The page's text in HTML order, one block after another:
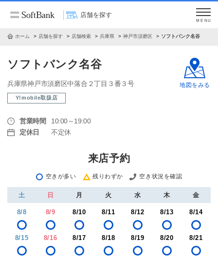
店舗を探す
MENU
ホーム 店舗を探す 店舗検索 兵庫県 神戸市須磨区 ソフトバンク名谷
ソフトバンク名谷
兵庫県神戸市須磨区中落合２丁目３番３号
Y!mobile取扱店
営業時間
10:00～19:00
定休日
不定休
地図をみる
来店予約
空きが多い 残りわずか 空き状況を確認
土 日 月 火 水 木 金
8/8 8/9 8/10 8/11 8/12 8/13 8/14
8/15 8/16 8/17 8/18 8/19 8/20 8/21